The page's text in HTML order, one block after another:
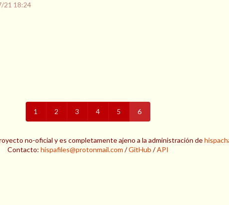
21 18:24
1 2 3 4 5 6
no-oficial y es completamente ajeno a la administración de
Contacto: hispafiles@protonmail.com /GitHub /API